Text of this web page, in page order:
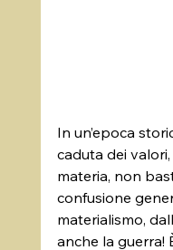
In un’epoca
caduta dei
materia, non
confusione
materialismo,
anche la guerra!